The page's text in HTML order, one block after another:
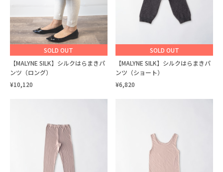
SOLD OUT
【MALYNE SILK】シルクはらまきパ
ンツ（ロング）
¥10,120
SOLD OUT
【MALYNE SILK】シルクはらまきパ
ンツ（ショート）
¥6,820